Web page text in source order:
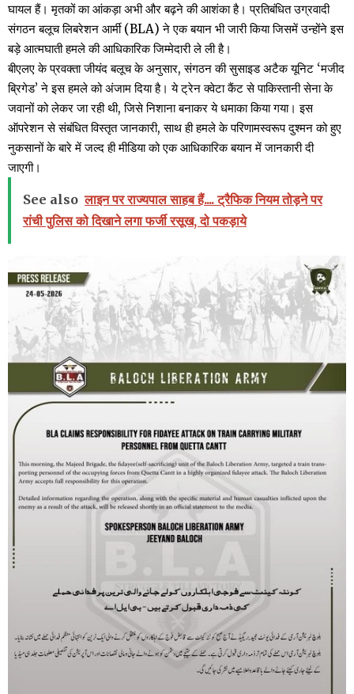
घायल हैं। मृतकों का आंकड़ा अभी और बढ़ने की आशंका है। प्रतिबंधित उग्रवादी
संगठन बलूच लिबरेशन आर्मी (BLA) ने एक बयान भी जारी किया जिसमें उन्होंने इस
बड़े आत्मघाती हमले की आधिकारिक जिम्मेदारी ले ली है।
बीएलए के प्रवक्ता जीयंद बलूच के अनुसार, संगठन की सुसाइड अटैक यूनिट ‘मजीद
ब्रिगेड’ ने इस हमले को अंजाम दिया है। ये ट्रेन क्वेटा कैंट से पाकिस्तानी सेना के
जवानों को लेकर जा रही थी, जिसे निशाना बनाकर ये धमाका किया गया। इस
ऑपरेशन से संबंधित विस्तृत जानकारी, साथ ही हमले के परिणामस्वरूप दुश्मन को हुए
नुकसानों के बारे में जल्द ही मीडिया को एक आधिकारिक बयान में जानकारी दी
जाएगी।
See also लाइन पर राज्यपाल साहब हैं.... ट्रैफिक नियम तोड़ने पर
रांची पुलिस को दिखाने लगा फर्जी रसूख, दो पकड़ाये